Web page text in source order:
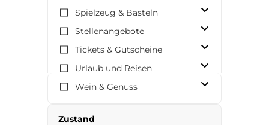
Spielzeug & Basteln
Stellenangebote
Tickets & Gutscheine
Urlaub und Reisen
Wein & Genuss
Zustand